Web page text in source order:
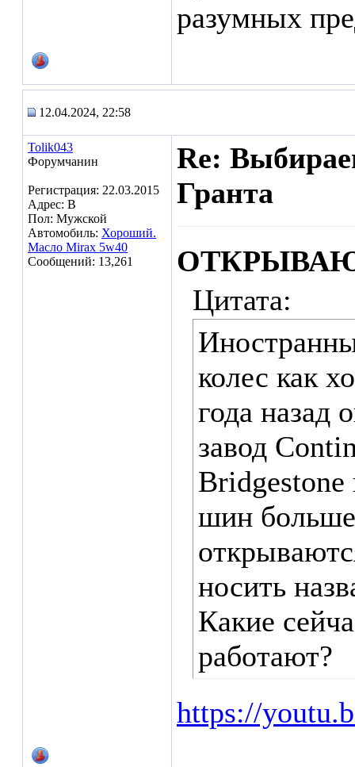
разумных
12.04.2024, 22:58
Tolik043
Форумчанин
Регистрация: 22.03.2015
Адрес: В
Пол: Мужской
Автомобиль: Хороший.
Масло Mirax 5w40
Сообщений: 13,261
Re:
Гранта
Цитата:
колес как
года назад
завод
Bridgestone
шин больше
носить
Какие
работают?
https://